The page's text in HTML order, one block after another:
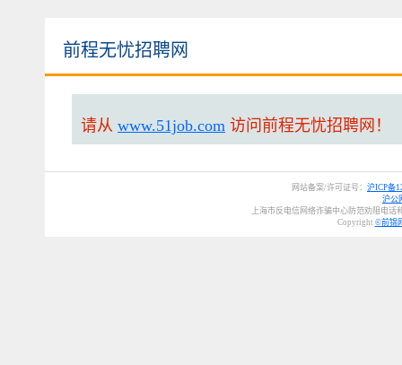
前程无忧招聘网
请从 www.51job.com 访问前程无忧招聘网！
网站备案/许可证号： 沪ICP备
沪公
上海市反电信网络诈骗中心防范劝阻电
Copyright ©前锦